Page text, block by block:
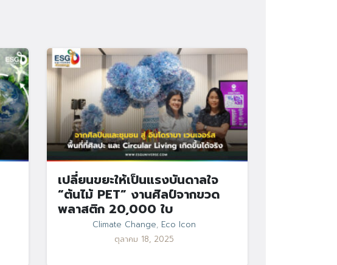
เปลี่ยนขยะให้เป็นแรงบันดาลใจ
“ต้นไม้ PET” งานศิลป์จากขวด
พลาสติก 20,000 ใบ
Climate Change, Eco Icon
ตุลาคม 18, 2025